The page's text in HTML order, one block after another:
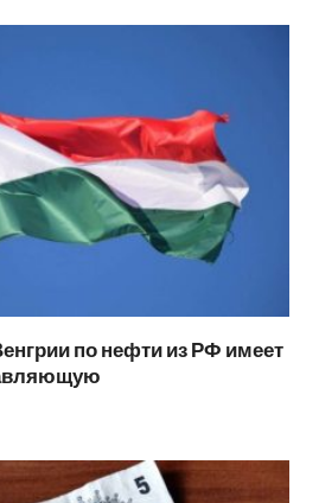
по нефти из РФ имеет